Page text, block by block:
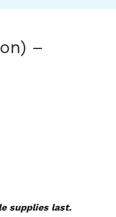
–
supplies last.